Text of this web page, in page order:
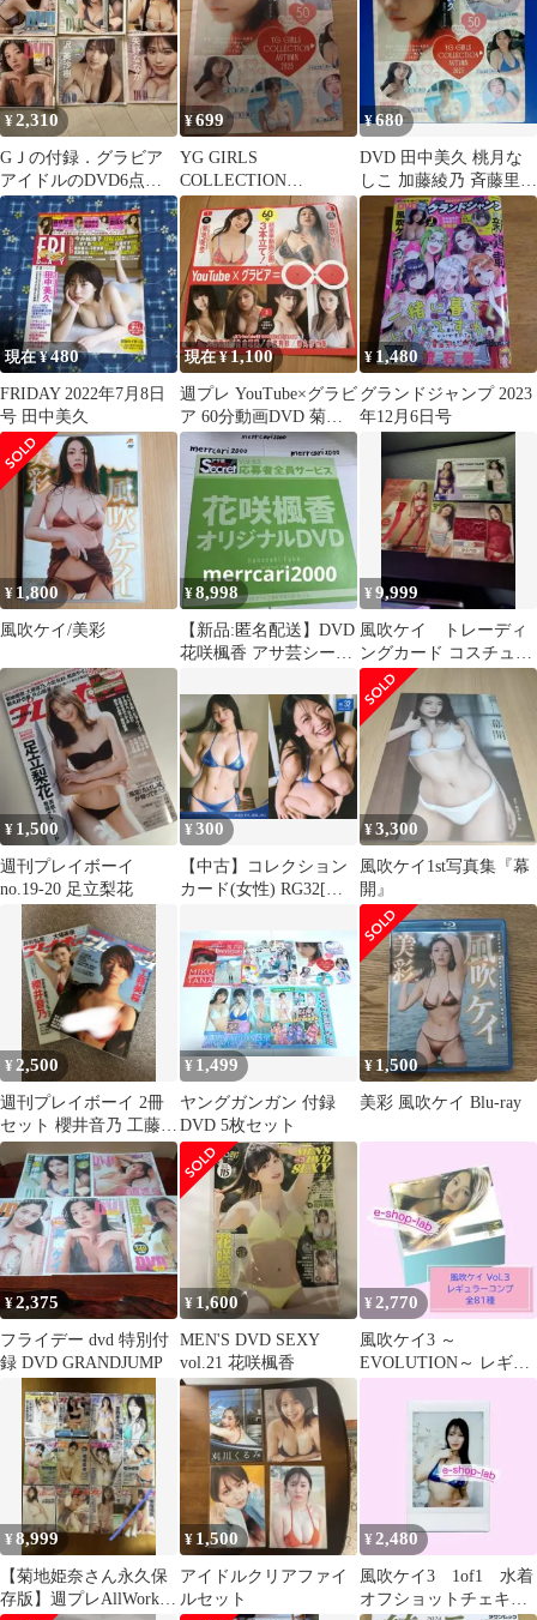
¥2,310
GＪの付録．グラビア
アイドルのDVD6点で
す
¥699
YG GIRLS
COLLECTION
AUTUMN 2025 田中
美久
¥680
DVD 田中美久 桃月な
しこ 加藤綾乃 斉藤里奈
田中碧空 風吹ケイ 未開
封品
現在 ¥480
FRIDAY 2022年7月8日
号 田中美久
現在 ¥1,100
週プレ YouTube×グラビ
ア 60分動画DVD 菊地
姫名 大原優乃 片山
萌美
¥ 1,480
グランドジャンプ 2023
年12月6日号
¥ 1,800
風吹ケイ/美彩
¥8,998
【新品:匿名配送】DVD
花咲楓香 アサ芸シーク
ル
¥9,999
風吹ケイ トレーディ
ングカード コスチュー
ムカード 3枚セット
おまけ付き
¥ 1,500
週刊プレイボーイ
no.19-20 足立梨花
¥300
【中古】コレクション
カード(女性) RG32[レ
ケイ/風吹ケイ～
EVOLUTION～
Tradingcard
¥3,300
風吹ケイ1st写真集『幕
開』
¥2,500
週刊プレイボーイ 2冊
セット 櫻井音乃 工藤美
桜 付録なし
¥ 1,499
ヤングガンガン 付録
DVD 5枚セット
¥ 1,500
美彩 風吹ケイ Blu-ray
¥2,375
フライデー dvd 特別付
録 DVD GRANDJUMP
¥ 1,600
MEN'S DVD SEXY
vol.21 花咲楓香
¥2,770
風吹ケイ3 ～
EVOLUTION～ レギュ
ラーコンプ 1束81種
WooHoo
¥8,999
【菊地姫奈さん永久保
存版】週プレAllWorks
¥ 1,500
アイドルクリアファイ
ルセット
¥2,480
風吹ケイ3 1of1 水着
オフショットチェキ